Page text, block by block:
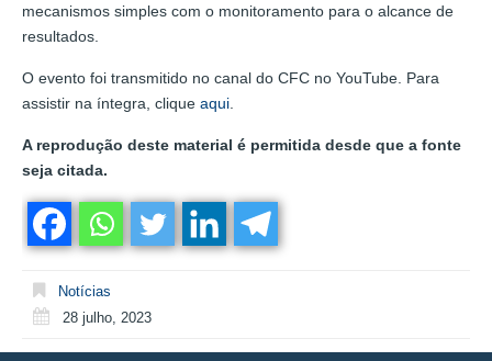
mecanismos simples com o monitoramento para o alcance de
resultados.
O evento foi transmitido no canal do CFC no YouTube. Para
assistir na íntegra, clique aqui
A reprodução deste material é permitida desde que a fonte
seja citada.
Notícias
28 julho, 2023